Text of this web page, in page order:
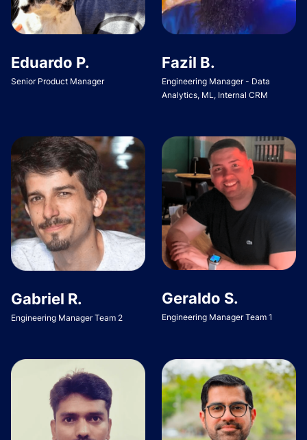
Eduardo P.
Senior Product Manager
Fazil B.
Engineering Manager - Data
Analytics, ML, Internal CRM
Gabriel R.
Engineering Manager Team 2
Geraldo S.
Engineering Manager Team 1